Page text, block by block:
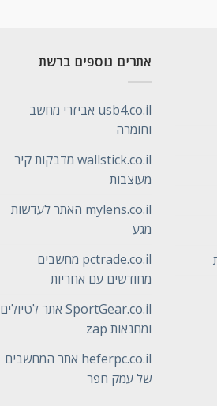
אתרים נוספים ברשת
usb4.co.il אביזרי מחשב
וחומרה
wallstick.co.il מדבקות קיר
מעוצבות
mylens.co.il האתר לעדשות
מגע
pctrade.co.il מחשבים
מחודשים עם אחריות
SportGear.co.il אתר לטיולים
ומחנאות zap
heferpc.co.il אתר המחשבים
של עמק חפר